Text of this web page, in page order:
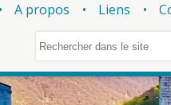
A propos Liens